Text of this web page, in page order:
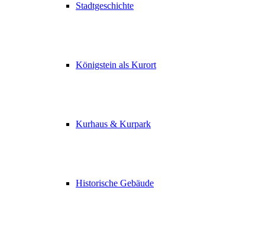
Stadtgeschichte
Königstein als Kurort
Kurhaus & Kurpark
Historische Gebäude